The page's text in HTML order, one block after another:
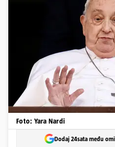
Foto: Yara Nardi
Dodaj 24sata među